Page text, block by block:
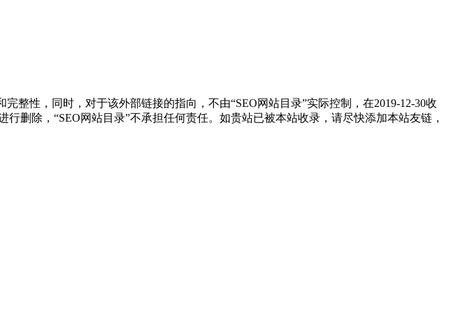
整性，同时，对于该外部链接的指向，不由“SEO网站目录”实际控制，在2019-12-30收
删除，“SEO网站目录”不承担任何责任。如贵站已被本站收录，请尽快添加本站友链，